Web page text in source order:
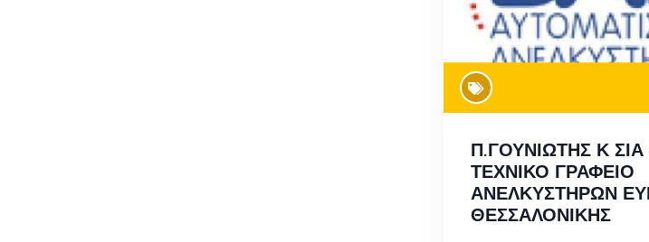
Π.ΓΟΥΝΙΩΤΗΣ Κ ΣΙΑ
ΤΕΧΝΙΚΟ ΓΡΑΦΕΙΟ
ΑΝΕΛΚΥΣΤΗΡΩΝ
ΘΕΣΣΑΛΟΝΙΚΗΣ